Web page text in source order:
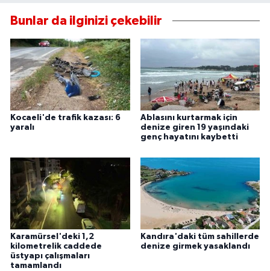
Bunlar da ilginizi çekebilir
Kocaeli'de trafik kazası: 6
yaralı
Ablasını kurtarmak için
denize giren 19 yaşındaki
genç hayatını kaybetti
Karamürsel'deki 1,2
kilometrelik caddede
üstyapı çalışmaları
tamamlandı
Kandıra'daki tüm sahillerde
denize girmek yasaklandı